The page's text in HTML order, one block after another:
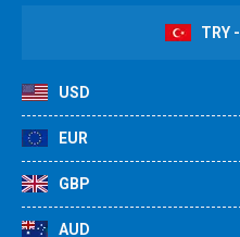
TRY
USD
EUR
GBP
AUD